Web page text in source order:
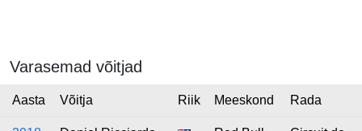
Varasemad võitjad
Aasta Võitja Riik Meeskond Rada